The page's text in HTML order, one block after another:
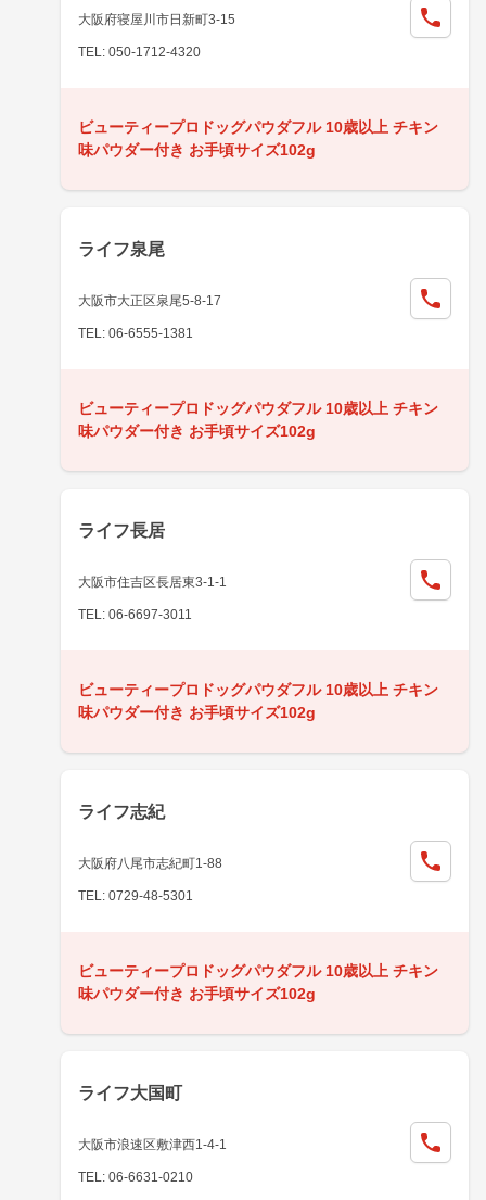
大阪府寝屋川市日新町3-15
TEL: 050-1712-4320
ビューティープロドッグパウダフル 10歳以上 チキン
味パウダー付き お手頃サイズ102g
ライフ泉尾
大阪市大正区泉尾5-8-17
TEL: 06-6555-1381
ビューティープロドッグパウダフル 10歳以上 チキン
味パウダー付き お手頃サイズ102g
ライフ長居
大阪市住吉区長居東3-1-1
TEL: 06-6697-3011
ビューティープロドッグパウダフル 10歳以上 チキン
味パウダー付き お手頃サイズ102g
ライフ志紀
大阪府八尾市志紀町1-88
TEL: 0729-48-5301
ビューティープロドッグパウダフル 10歳以上 チキン
味パウダー付き お手頃サイズ102g
ライフ大国町
大阪市浪速区敷津西1-4-1
TEL: 06-6631-0210